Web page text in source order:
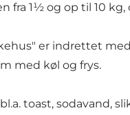
fra 1½ og op til 10
er indrettet
med køl og frys.
toast, sodavand,